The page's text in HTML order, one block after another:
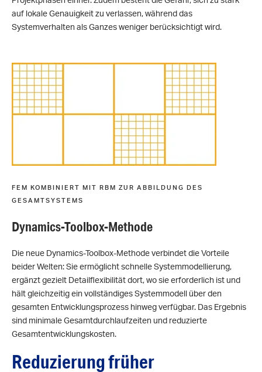
auf lokale Genauigkeit zu verlassen, während das
Systemverhalten als Ganzes weniger berücksichtigt wird.
FEM KOMBINIERT MIT RBM ZUR ABBILDUNG DES
GESAMTSYSTEMS
Dynamics-Toolbox-Methode
Die neue Dynamics-Toolbox-Methode verbindet die Vorteile
beider Welten: Sie ermöglicht schnelle Systemmodellierung,
ergänzt gezielt Detailflexibilität dort, wo sie erforderlich ist und
hält gleichzeitig ein vollständiges Systemmodell über den
gesamten Entwicklungsprozess hinweg verfügbar. Das Ergebnis
sind minimale Gesamtdurchlaufzeiten und reduzierte
Gesamtentwicklungskosten.
Reduzierung früher